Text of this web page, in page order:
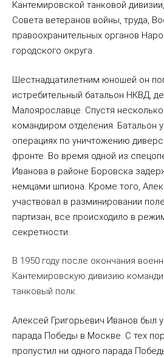
Кантемировской танковой
Совета ветеранов войны, труда,
правоохранительных органов
городского округа.
Шестнадцатилетним юношей он
истребительный батальон НКВД,
Малоярославце. Спустя
командиром отделения. Батальон
операциях по уничтожению
фронте. Во время одной из
Иванова в районе Боровска
немцами шпиона. Кроме того,
участвовал в разминировании
партизан, все происходило в
секретности.
В 1950 году после окончания
Кантемировскую дивизию
танковый полк.
Алексей Григорьевич Иванов был
парада Победы в Москве. С тех
пропустил ни одного парада